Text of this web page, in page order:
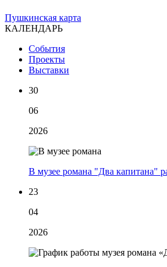
Пушкинская карта
КАЛЕНДАРЬ
События
Проекты
Выставки
30
06
2026
В музее романа "Два капитана"
23
04
2026